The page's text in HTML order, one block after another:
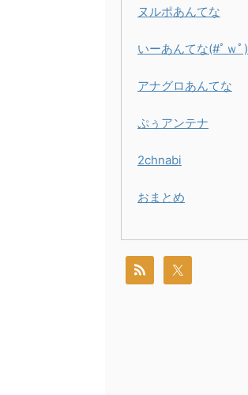
ヌルポあんてな
いーあんてな(#ﾟｗﾟ)
アナグロあんてな
ぷぅアンテナ
2chnabi
おまとめ